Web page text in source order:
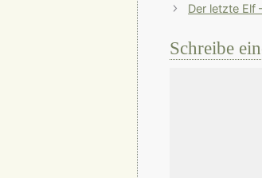
Der letzte Elf
Schreibe